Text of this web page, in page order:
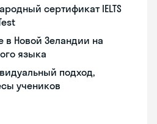
сертификат IELTS
в Новой Зеландии на
языка
подход,
учеников